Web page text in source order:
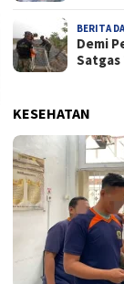
BERITA
Demi
KESEHATAN